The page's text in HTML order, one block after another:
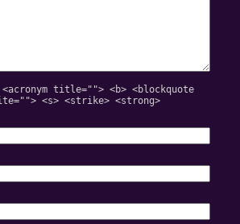
title=""> <b> <blockquote
<s> <strike> <strong>